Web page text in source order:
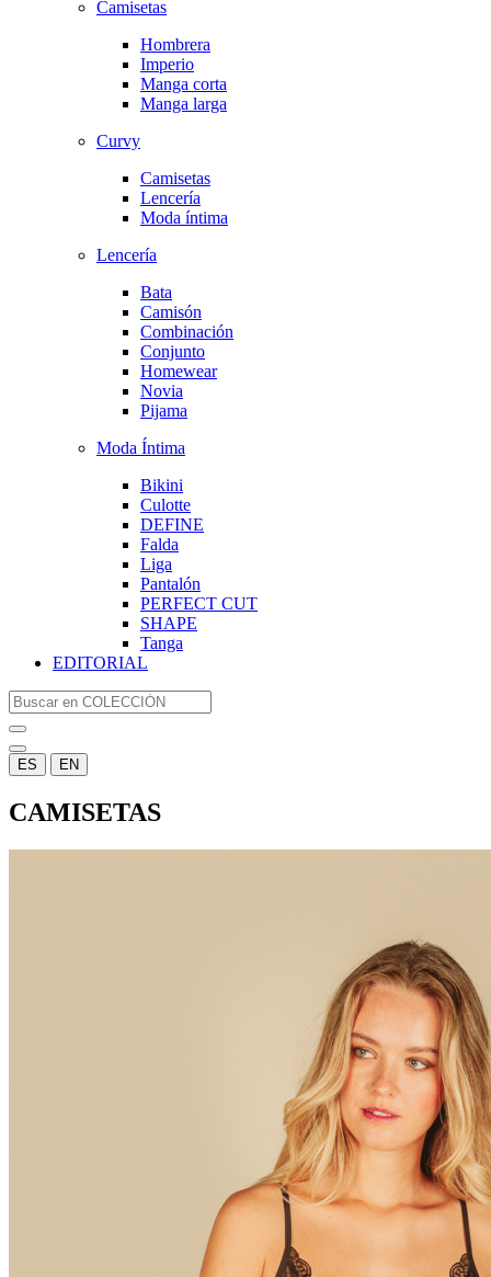
Camisetas
Hombrera
Imperio
Manga corta
Manga larga
Curvy
Camisetas
Lencería
Moda íntima
Lencería
Bata
Camisón
Combinación
Conjunto
Homewear
Novia
Pijama
Moda Íntima
Bikini
Culotte
DEFINE
Falda
Liga
Pantalón
PERFECT CUT
SHAPE
Tanga
EDITORIAL
ES EN
CAMISETAS